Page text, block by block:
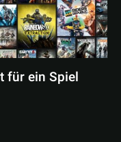
für ein Spiel